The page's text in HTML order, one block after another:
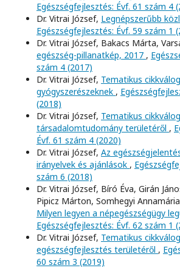
Egészségfejlesztés: Évf. 61 szám 4
Dr. Vitrai József, Legnépszerűbb
Egészségfejlesztés: Évf. 59 szám 1
Dr. Vitrai József, Bakacs Márta,
egészség-pillanatkép, 2017 ,
szám 4 (2017)
Dr. Vitrai József, Tematikus
gyógyszerészeknek ,
(2018)
Dr. Vitrai József, Tematikus
társadalomtudomány területéről ,
Évf. 61 szám 4 (2020)
Dr. Vitrai József, Az
irányelvek és ajánlások ,
szám 6 (2018)
Dr. Vitrai József, Bíró Éva, Girán
Pipicz Márton, Somhegyi
Milyen legyen a népegészségügy
Egészségfejlesztés: Évf. 62 szám 1
Dr. Vitrai József, Tematikus
egészségfejlesztés területéről ,
60 szám 3 (2019)